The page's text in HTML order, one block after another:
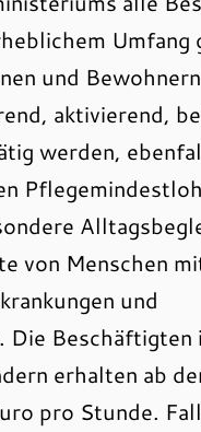
Umfang
und Bewohnern
aktivierend,
werden,
von Menschen
und
Beschäftigten
erhalten ab
pro Stunde.